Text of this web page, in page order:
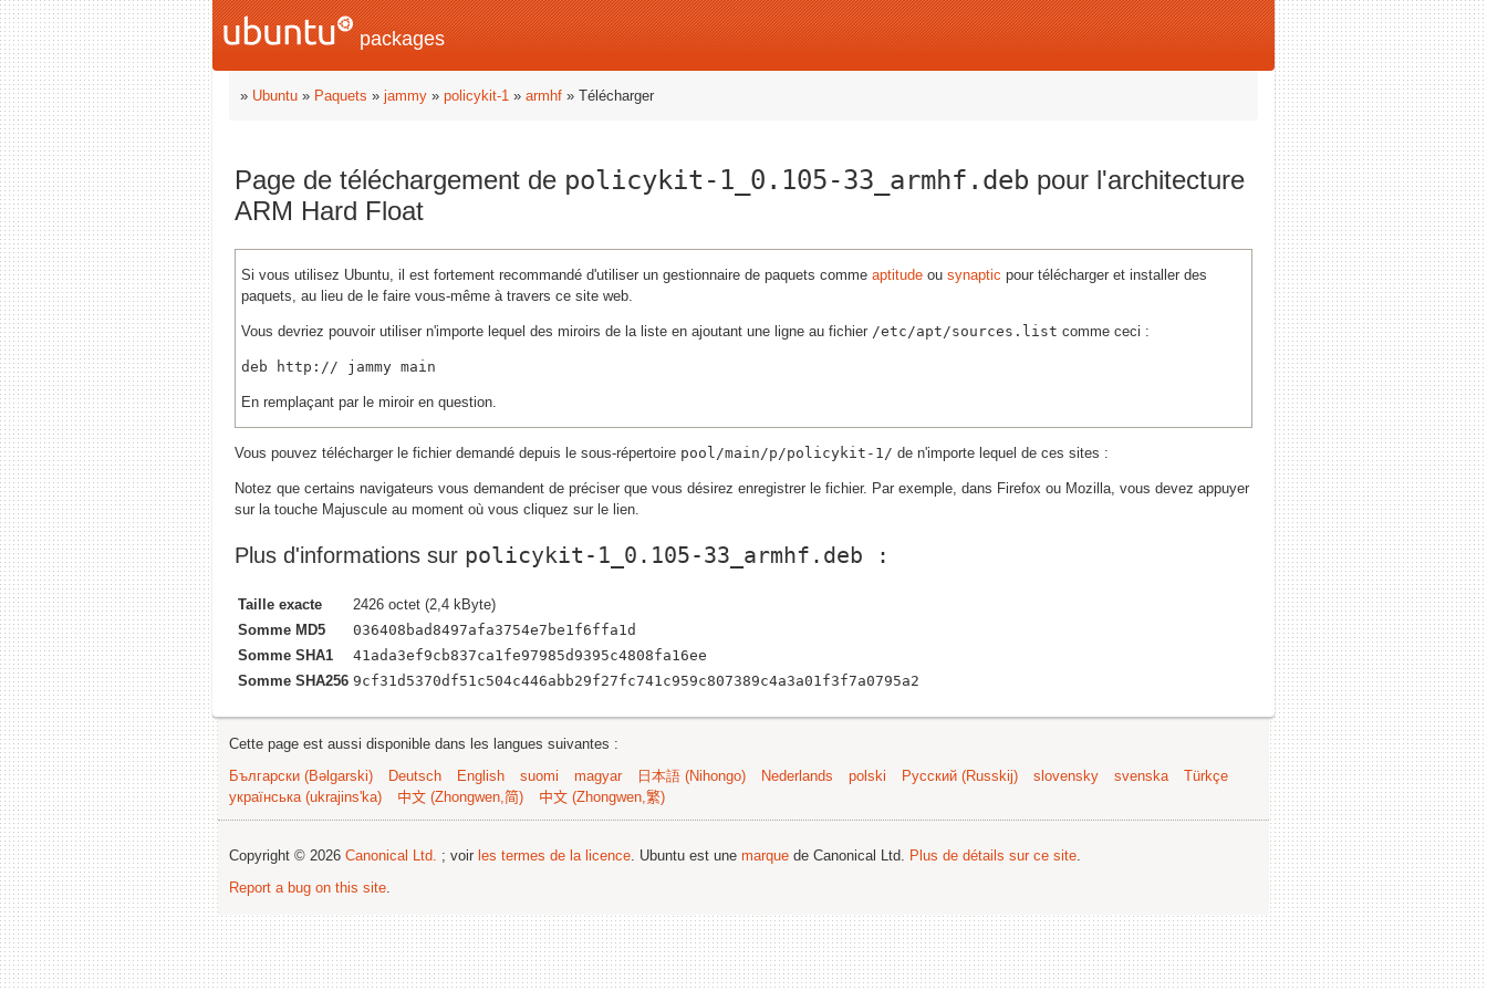
packages
» Ubuntu » Paquets » jammy » policykit-1 » armhf » Télécharger
Page de téléchargement de policykit-1_0.105-33_armhf.deb pour l'architecture
ARM Hard Float
Si vous utilisez Ubuntu, il est fortement recommandé d'utiliser un gestionnaire de paquets comme aptitude ou synaptic pour télécharger et installer des
paquets, au lieu de le faire vous-même à travers ce site web.
Vous devriez pouvoir utiliser n'importe lequel des miroirs de la liste en ajoutant une ligne au fichier /etc/apt/sources.list comme ceci :
deb http://
En remplaçant par le miroir en question.
Vous pouvez télécharger le fichier demandé depuis le sous-répertoire pool/main/p/policykit-1/ de n'importe lequel de ces sites :
Notez que certains navigateurs vous demandent de préciser que vous désirez enregistrer le fichier. Par exemple, dans Firefox ou Mozilla, vous devez appuyer
sur la touche Majuscule au moment où vous cliquez sur le lien.
Plus d'informations sur policykit-1_0.105-33_armhf.deb :
Taille exacte
2426 octet (2,4 kByte)
Somme MD5
036408bad8497afa3754e7be1f6ffa1d
Somme SHA1
41ada3ef9cb837ca1fe97985d9395c4808fa16ee
Somme SHA256 9cf31d5370df51c504c446abb29f27fc741c959c807389c4a3a01f3f7a0795a2
Cette page est aussi disponible dans les langues suivantes :
Български (Bəlgarski)
Deutsch English suomi magyar 日本語 (Nihongo) Nederlands polski Русский (Russkij) slovensky svenska
Türkçe
українська (ukrajins'ka)
中文 (Zhongwen,简) 中文 (Zhongwen,繁)
Copyright © 2026 Canonical Ltd. ; voir les termes de la licence . Ubuntu est une marque de Canonical Ltd. Plus de détails sur ce site
Report a bug on this site